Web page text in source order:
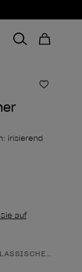
Zur
irisierend
auf